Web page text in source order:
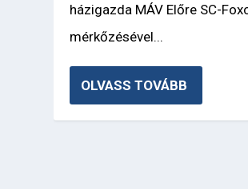
házigazda MÁV Előre SC-
mérkőzésével...
OLVASS TOVÁBB